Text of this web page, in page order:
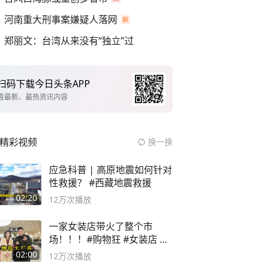
河南重大刑事案嫌疑人落网
郑丽文：台湾从来没有“独立”过
码下载今日头条APP
最新、最热资讯内容
精彩视频 换一换
02:20
应急科普 | 高原地震如何针对
性救援？ #西藏地震救援
12万次播放
02:00
一家女装店带火了整个市
场！！！#购物狂 #女装店 #
高品质女装
12万次播放